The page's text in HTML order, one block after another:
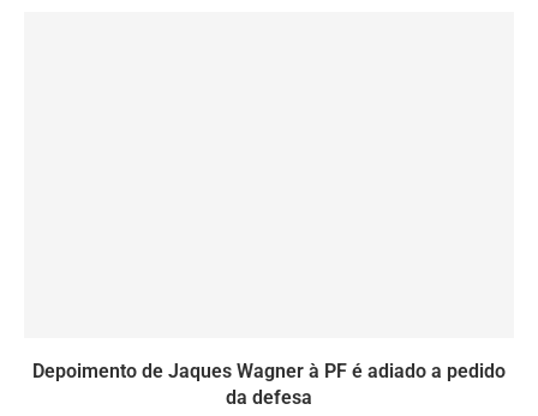
Depoimento de Jaques Wagner à PF é adiado a pedido
da defesa